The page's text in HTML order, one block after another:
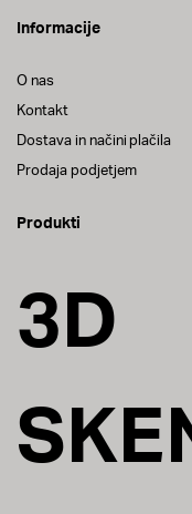
Informacije
O nas
Kontakt
Dostava in načini plačila
Prodaja podjetjem
Produkti
3D